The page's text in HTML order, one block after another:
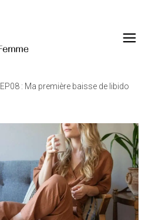
EP08 : Ma première baisse de libido